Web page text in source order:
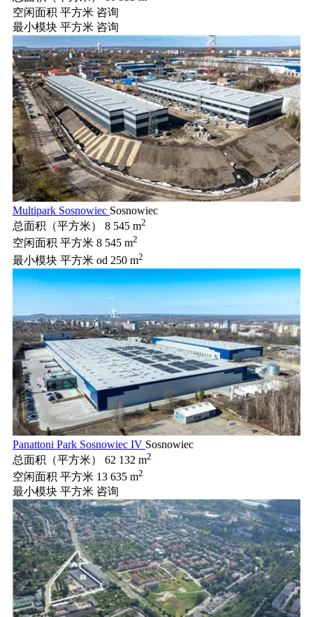
空闲面积 平方米 咨询
最小模块 平方米 咨询
Multipark Sosnowiec Sosnowiec
总面积（平方米）
8 545 m2
空闲面积 平方米 8 545 m2
最小模块 平方米 od 250 m2
Panattoni Park Sosnowiec IV Sosnowiec
总面积（平方米）
62 132 m2
空闲面积 平方米 13 635 m2
最小模块 平方米 咨询